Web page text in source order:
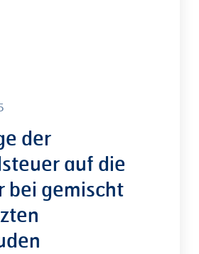
der
auf die
bei gemischt